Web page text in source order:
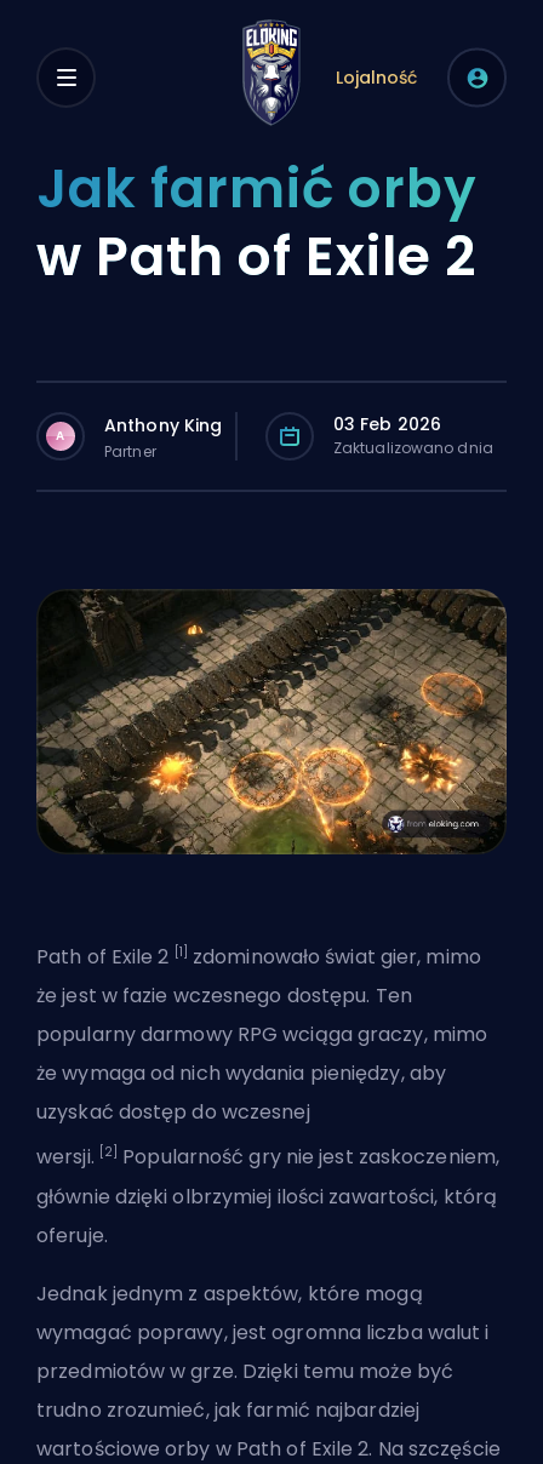
Lojalność
Jak farmić orby
w Path of Exile 2
A Anthony King
Partner
03 Feb 2026
Zaktualizowano dnia
Path of Exile 2 [1]
zdominowało świat gier, mimo
że jest w fazie wczesnego dostępu. Ten
popularny darmowy RPG wciąga graczy, mimo
że wymaga od nich wydania pieniędzy, aby
uzyskać dostęp do wczesnej
wersji.
[2]
Popularność gry nie jest zaskoczeniem,
głównie dzięki olbrzymiej ilości zawartości, którą
oferuje.
Jednak jednym z aspektów, które mogą
wymagać poprawy, jest ogromna liczba walut i
przedmiotów w grze. Dzięki temu może być
trudno zrozumieć, jak farmić najbardziej
wartościowe orby w Path of Exile 2. Na szczęście